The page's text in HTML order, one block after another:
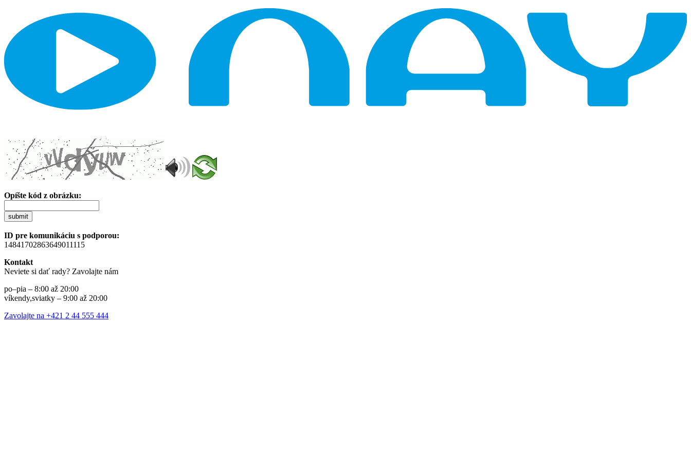
Opíšte kód z obrázku:
submit
ID pre komunikáciu s podporou:
14841702863649011115
Kontakt
Neviete si dať rady? Zavolajte nám
po–pia – 8:00 až 20:00
víkendy,sviatky – 9:00 až 20:00
Zavolajte na +421 2 44 555 444